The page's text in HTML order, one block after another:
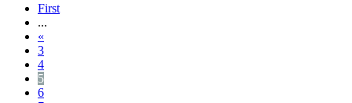
First
...
«
3
4
5
6